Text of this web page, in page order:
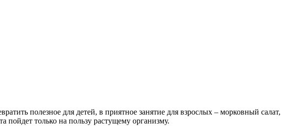
полезное для детей, в приятное занятие для взрослых – морковный салат,
пойдет только на пользу растущему организму.